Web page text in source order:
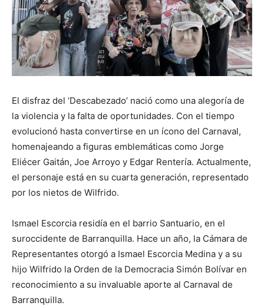
El disfraz del ‘Descabezado’ nació como una alegoría de
la violencia y la falta de oportunidades. Con el tiempo
evolucionó hasta convertirse en un ícono del Carnaval,
homenajeando a figuras emblemáticas como Jorge
Eliécer Gaitán, Joe Arroyo y Edgar Rentería. Actualmente,
el personaje está en su cuarta generación, representado
por los nietos de Wilfrido.
Ismael Escorcia residía en el barrio Santuario, en el
suroccidente de Barranquilla. Hace un año, la Cámara de
Representantes otorgó a Ismael Escorcia Medina y a su
hijo Wilfrido la Orden de la Democracia Simón Bolívar en
reconocimiento a su invaluable aporte al Carnaval de
Barranquilla.